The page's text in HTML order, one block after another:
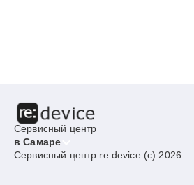
Сервисный центр
в Самаре
Сервисный центр re:device (c) 2026